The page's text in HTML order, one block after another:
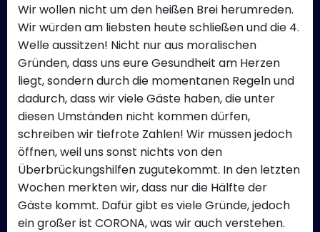
Wir wollen nicht um den heißen Brei herumreden.
Wir würden am liebsten heute schließen und die 4.
Welle aussitzen! Nicht nur aus moralischen
Gründen, dass uns eure Gesundheit am Herzen
liegt, sondern durch die momentanen Regeln und
dadurch, dass wir viele Gäste haben, die unter
diesen Umständen nicht kommen dürfen,
schreiben wir tiefrote Zahlen! Wir müssen jedoch
öffnen, weil uns sonst nichts von den
Überbrückungshilfen zugutekommt. In den letzten
Wochen merkten wir, dass nur die Hälfte der
Gäste kommt. Dafür gibt es viele Gründe, jedoch
ein großer ist CORONA, was wir auch verstehen.